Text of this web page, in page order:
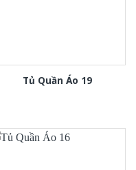
Tủ Quần Áo 19